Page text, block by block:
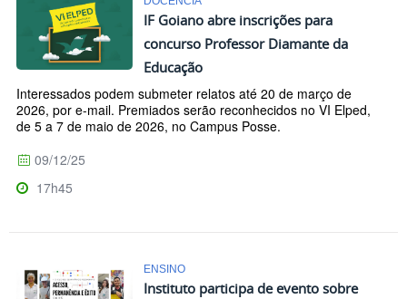
IF Goiano abre inscrições para
concurso Professor Diamante da
Educação
Interessados podem submeter relatos até 20 de março de
2026, por e-mail. Premiados serão reconhecidos no VI Elped,
de 5 a 7 de maio de 2026, no Campus Posse.
09/12/25
17h45
ENSINO
Instituto participa de evento sobre